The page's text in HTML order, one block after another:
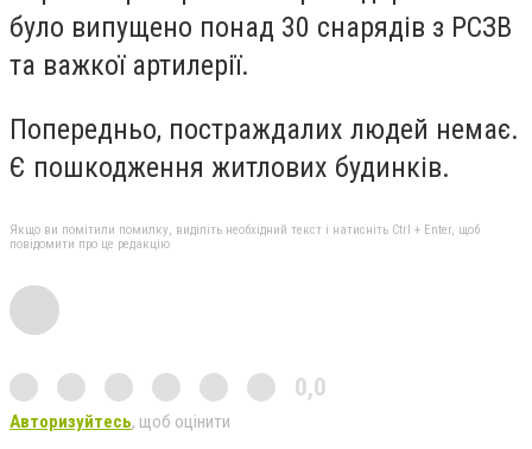
було випущено понад 30 снарядів з РСЗВ
та важкої артилерії.
Попередньо, постраждалих людей немає.
Є пошкодження житлових будинків.
Якщо ви помітили помилку, виділіть необхідний текст і натисніть Ctrl + Enter, щоб
повідомити про це редакцію
0,0
Авторизуйтесь, щоб оцінити